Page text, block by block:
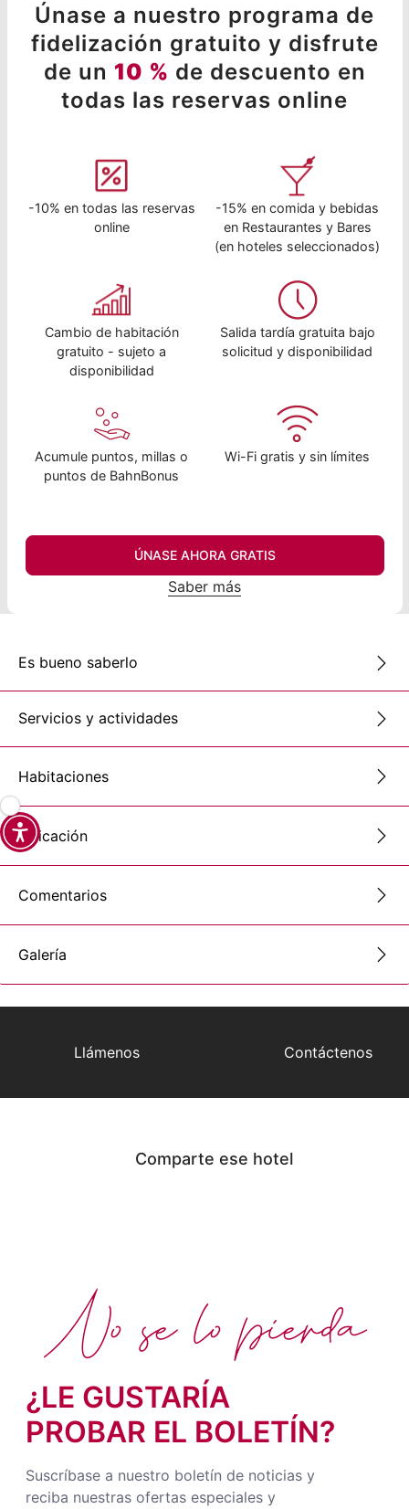
Únase a nuestro programa de
fidelización gratuito y disfrute
de un 10 % de descuento en
todas las reservas online
-10% en todas las reservas
online
-15% en comida y bebidas
en Restaurantes y Bares
(en hoteles seleccionados)
Cambio de habitación
gratuito - sujeto a
disponibilidad
Salida tardía gratuita bajo
solicitud y disponibilidad
Acumule puntos, millas o
puntos de BahnBonus
Wi-Fi gratis y sin límites
ÚNASE AHORA GRATIS
Saber más
Es bueno saberlo
Servicios y actividades
Habitaciones
Ubicación
Comentarios
Galería
Llámenos Contáctenos
Comparte ese hotel
¿LE GUSTARÍA
PROBAR EL BOLETÍN?
Suscríbase a nuestro boletín de noticias y
reciba nuestras ofertas especiales y
No se lo pierda